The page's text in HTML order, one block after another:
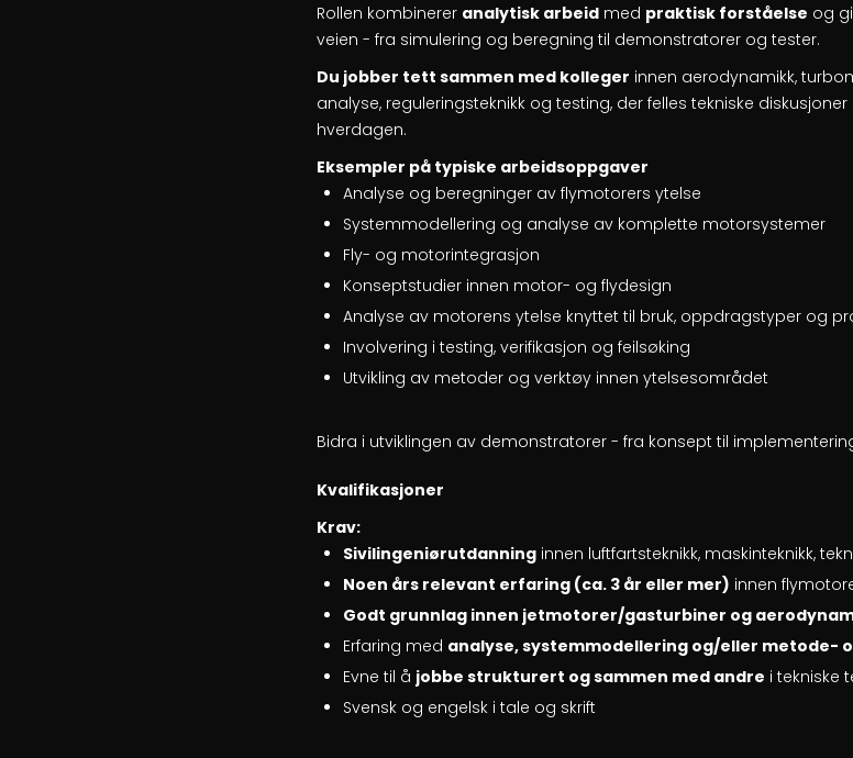
Rollen kombinerer analytisk arbeid med praktisk forståelse og
veien - fra simulering og beregning til demonstratorer og tester.
Du jobber tett sammen med kolleger innen aerodynamikk,
analyse, reguleringsteknikk og testing, der felles tekniske
hverdagen.
Eksempler på typiske arbeidsoppgaver
Analyse og beregninger av flymotorers ytelse
Systemmodellering og analyse av komplette motorsystemer
Fly- og motorintegrasjon
Konseptstudier innen motor- og flydesign
Analyse av motorens ytelse knyttet til bruk, oppdragstyper og
Involvering i testing, verifikasjon og feilsøking
Utvikling av metoder og verktøy innen ytelsesområdet
Bidra i utviklingen av demonstratorer - fra konsept til
Kvalifikasjoner
Krav:
Sivilingeniørutdanning innen luftfartsteknikk, maskinteknikk,
Noen års relevant erfaring (ca. 3 år eller mer) innen
Godt grunnlag innen jetmotorer/gasturbiner og
Erfaring med analyse, systemmodellering og/eller metode-
Evne til å jobbe strukturert og sammen med andre i tekniske
Svensk og engelsk i tale og skrift